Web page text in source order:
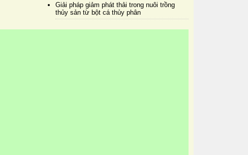
Giải pháp giảm phát thải trong nuôi trồng
thủy sản từ bột cá thủy phân